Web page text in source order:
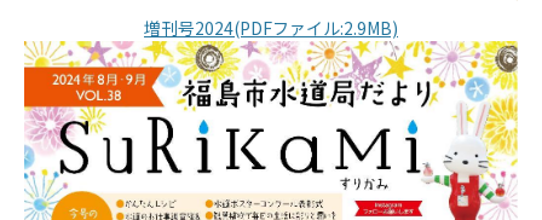
増刊号2024(PDFファイル:2.9MB)